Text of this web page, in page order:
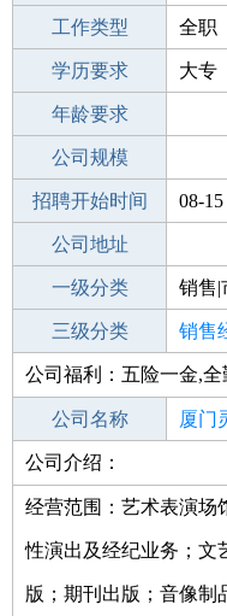
招聘人数 1人
工作类型 全职
性别要求 -
学历要求 大专
工作经验
年龄要求
工作地点
公司规模
公司电话
招聘开始时间 08-15
招聘结束时间
公司地址
一级分类 销售|
二级分类 销售
三级分类 销售
其他行业
公司福利：五险一金,全
公司名称 厦门
公司类型
公司介绍：
经营范围：艺术表演场
性演出及经纪业务；文
版；期刊出版；音像制